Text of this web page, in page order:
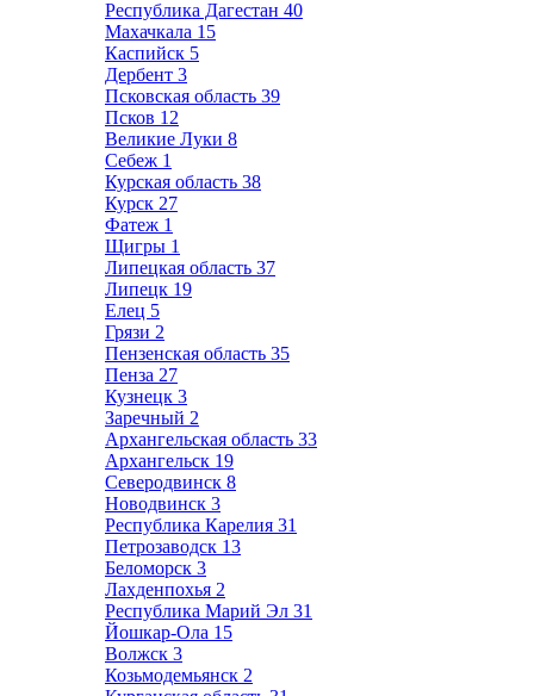
Республика Дагестан 40
Махачкала 15
Каспийск 5
Дербент 3
Псковская область 39
Псков 12
Великие Луки 8
Себеж 1
Курская область 38
Курск 27
Фатеж 1
Щигры 1
Липецкая область 37
Липецк 19
Елец 5
Грязи 2
Пензенская область 35
Пенза 27
Кузнецк 3
Заречный 2
Архангельская область 33
Архангельск 19
Северодвинск 8
Новодвинск 3
Республика Карелия 31
Петрозаводск 13
Беломорск 3
Лахденпохья 2
Республика Марий Эл 31
Йошкар-Ола 15
Волжск 3
Козьмодемьянск 2